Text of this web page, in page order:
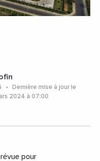
Dernière mise à jour le
2024 à 07:00
pour